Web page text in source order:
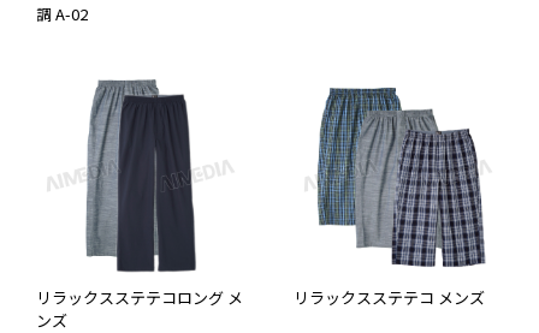
調 A-02
リラックスステテコロング メ
ンズ
リラックスステテコ メンズ